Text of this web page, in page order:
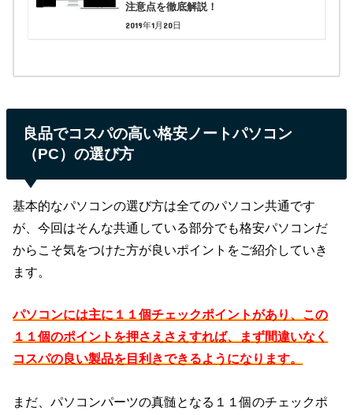
注意点を徹底解説！
2019年1月20日
良品でコスパの高い格安ノートパソコン
（PC）の選び方
基本的なパソコンの選び方は全てのパソコン共通です
が、今回はそんな共通している部分でも格安パソコンだ
からこそ気をつけた方が良いポイントをご紹介していき
ます。
パソコンには主に１１個チェックポイントがあり、この
１１個のポイントを押さえさえすれば、まず間違いなく
コスパの良い製品を目利きできるようになります。
まだ、パソコンパーツの真髄となる１１個のチェックポ